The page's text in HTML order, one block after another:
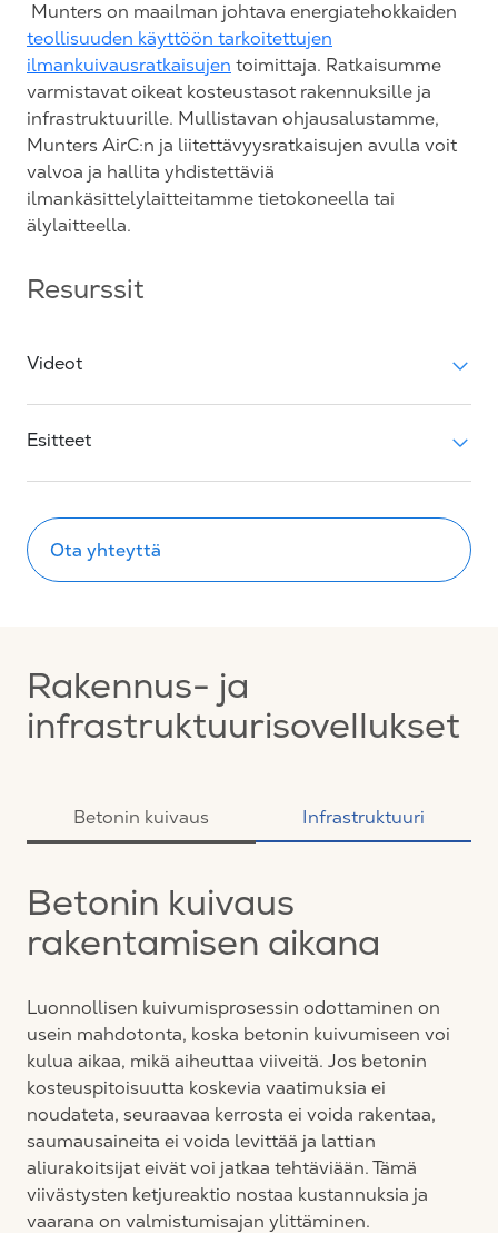
Munters on maailman johtava energiatehokkaiden
teollisuuden käyttöön tarkoitettujen
ilmankuivausratkaisujen toimittaja. Ratkaisumme
varmistavat oikeat kosteustasot rakennuksille ja
infrastruktuurille. Mullistavan ohjausalustamme,
Munters AirC:n ja liitettävyysratkaisujen avulla voit
valvoa ja hallita yhdistettäviä
ilmankäsittelylaitteitamme tietokoneella tai
älylaitteella.
Resurssit
Videot
Esitteet
Ota yhteyttä
Rakennus- ja
infrastruktuurisovellukset
Betonin kuivaus Infrastruktuuri
Betonin kuivaus
rakentamisen aikana
Luonnollisen kuivumisprosessin odottaminen on
usein mahdotonta, koska betonin kuivumiseen voi
kulua aikaa, mikä aiheuttaa viiveitä. Jos betonin
kosteuspitoisuutta koskevia vaatimuksia ei
noudateta, seuraavaa kerrosta ei voida rakentaa,
saumausaineita ei voida levittää ja lattian
aliurakoitsijat eivät voi jatkaa tehtäviään. Tämä
viivästysten ketjureaktio nostaa kustannuksia ja
vaarana on valmistumisajan ylittäminen.